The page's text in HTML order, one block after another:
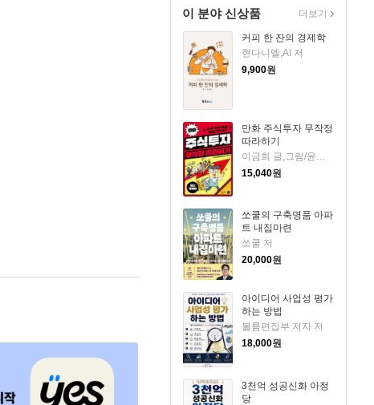
이 분야 신상품
커피 한 잔의 경제학
현다니엘,AI 저
9,900원
만화 주식투자 무작정
따라하기
이금희 글,그림/윤재수 원작
15,040원
쏘쿨의 구축명품 아파
트 내집마련
쏘쿨 저
20,000원
아이디어 사업성 평가
하는 방법
볼륨편집부 저자 저
18,000원
3천억 성공신화 아정
당
더보기